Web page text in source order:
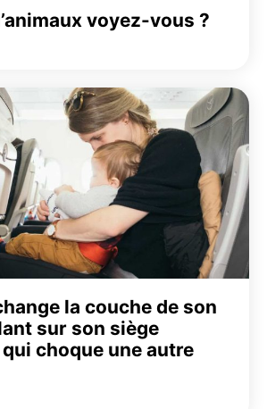
voyez-vous ?
la couche de son
sur son siège
qui choque une autre